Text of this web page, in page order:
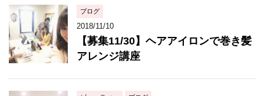
ブログ
2018/11/10
【募集11/30】ヘアアイロンで巻き髪
アレンジ講座